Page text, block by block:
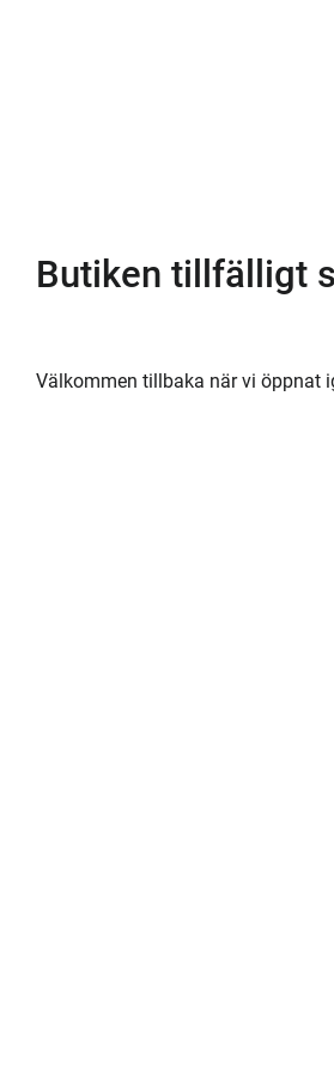
Butiken tillfälligt
Välkommen tillbaka när vi öppnat